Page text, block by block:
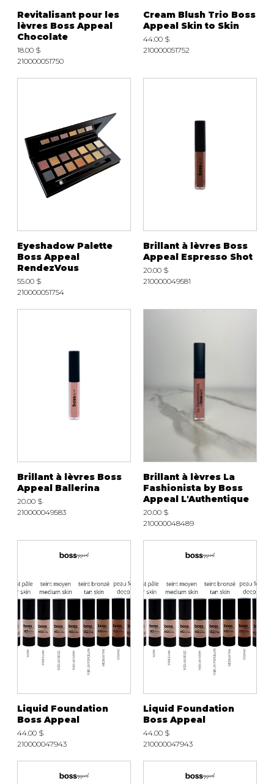
Revitalisant pour les
lèvres Boss Appeal
Chocolate
18.00 $
210000051750
Cream Blush Trio Boss
Appeal Skin to Skin
44.00 $
210000051752
Eyeshadow Palette
Boss Appeal
RendezVous
55.00 $
210000051754
Brillant à lèvres Boss
Appeal Espresso Shot
20.00 $
210000049581
Brillant à lèvres Boss
Appeal Ballerina
20.00 $
210000049583
Brillant à lèvres La
Fashionista by Boss
Appeal L'Authentique
20.00 $
210000048489
Liquid Foundation
Boss Appeal
44.00 $
210000047943
Liquid Foundation
Boss Appeal
44.00 $
210000047943